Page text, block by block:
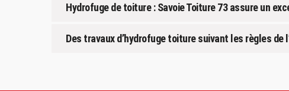
Hydrofuge de toiture : Savoie Toiture 73 assure un
Des travaux d’hydrofuge toiture suivant les règles de